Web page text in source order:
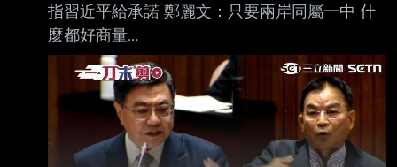
指習近平給承諾 鄭麗文：只要兩岸同屬一中 什
麼都好商量
https://udn.com/news/story/6656/9554430 聯
合報 國民黨主席鄭麗文8日出席亞洲協會（Asia
Society）座談會發表談話，鄭麗文稱台獨運動
的敘事是反中，並認為，中國不是台灣進步的障
礙；鄭麗文說，台灣的存在不會挑戰共產黨 的